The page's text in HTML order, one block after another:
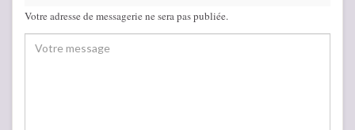
Votre adresse de messagerie ne sera pas publiée.